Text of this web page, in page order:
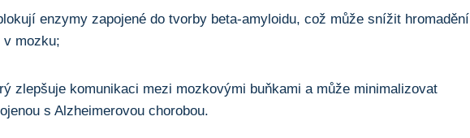
enzymy zapojené do tvorby beta-amyloidu, což může snížit hromadění
v mozku;
zlepšuje komunikaci mezi mozkovými buňkami a může minimalizovat
s Alzheimerovou chorobou.